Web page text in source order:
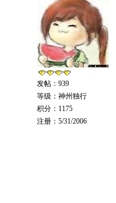
发帖：939
等级：神州独行
积分：1175
注册：5/31/2006